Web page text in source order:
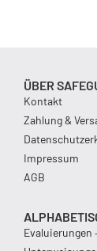
ÜBER
Kontakt
Zahlung &
Impressum
AGB
Evaluierungen